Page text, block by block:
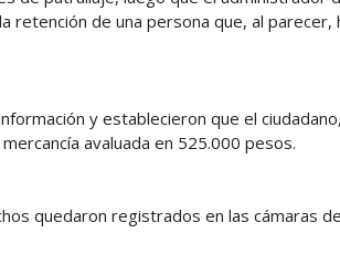
retención de una persona que, al parecer,
y establecieron que el
avaluada en 525.000 pesos.
quedaron registrados en las cámaras